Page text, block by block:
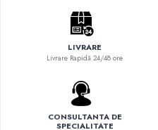
LIVRARE
Livrare Rapidă 24/48 ore
CONSULTANTA DE
SPECIALITATE